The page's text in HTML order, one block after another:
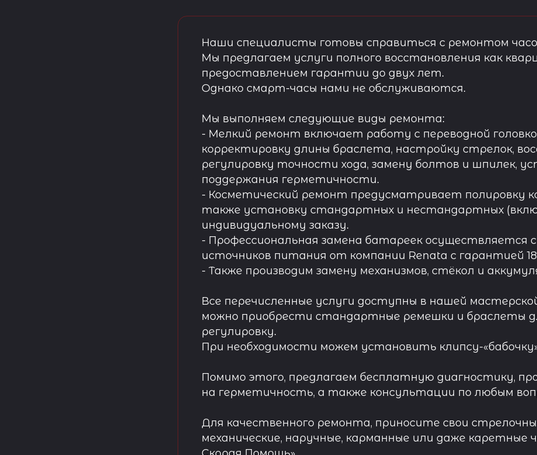
Наши специалисты готовы справиться с ремонтом
Мы предлагаем услуги полного восстановления как
предоставлением гарантии до двух лет.
Однако смарт-часы нами не обслуживаются.
Мы выполняем следующие виды ремонта:
- Мелкий ремонт включает работу с переводной
корректировку длины браслета, настройку стрелок,
регулировку точности хода, замену болтов и шпилек,
поддержания герметичности.
- Косметический ремонт предусматривает полировку
также установку стандартных и нестандартных
индивидуальному заказу.
- Профессиональная замена батареек осуществляется
источников питания от компании Renata с гарантией
- Также производим замену механизмов, стёкол и
Все перечисленные услуги доступны в нашей
можно приобрести стандартные ремешки и браслеты
регулировку.
При необходимости можем установить клипсу-
Помимо этого, предлагаем бесплатную диагностику,
на герметичность, а также консультации по любым
Для качественного ремонта, приносите свои
механические, наручные, карманные или даже каретные